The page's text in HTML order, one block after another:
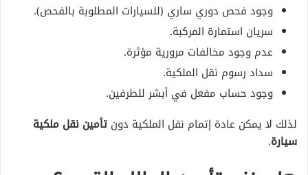
وجود فحص دوري ساري (للسيارات المطلوبة بالفحص).
سريان استمارة المركبة.
عدم وجود مخالفات مرورية مؤثرة.
سداد رسوم نقل الملكية.
وجود حساب مفعل في أبشر للطرفين.
لذلك لا يمكن عادة إتمام نقل الملكية دون تأمين نقل ملكية
سيارة.